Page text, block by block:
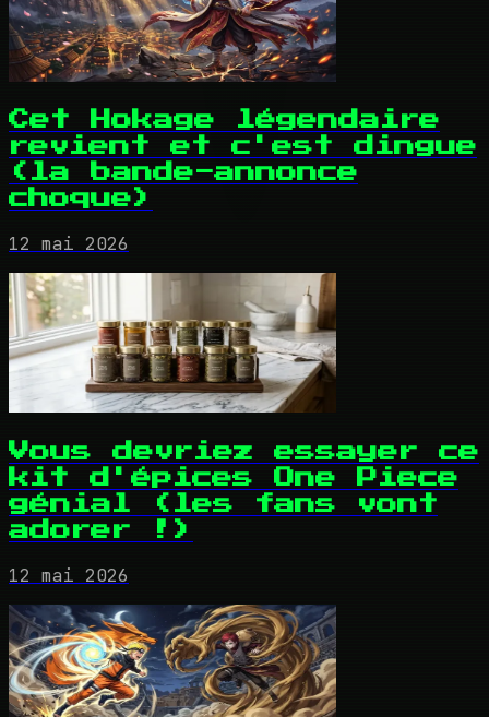
Cet Hokage légendaire
revient et c'est dingue
(la bande-annonce
choque)
12 mai 2026
Vous devriez essayer ce
kit d'épices One Piece
génial (les fans vont
adorer !)
12 mai 2026